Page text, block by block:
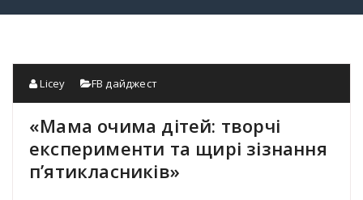
Licey FB дайджест
«Мама очима дітей: творчі
експерименти та щирі зізнання
п’ятикласників»